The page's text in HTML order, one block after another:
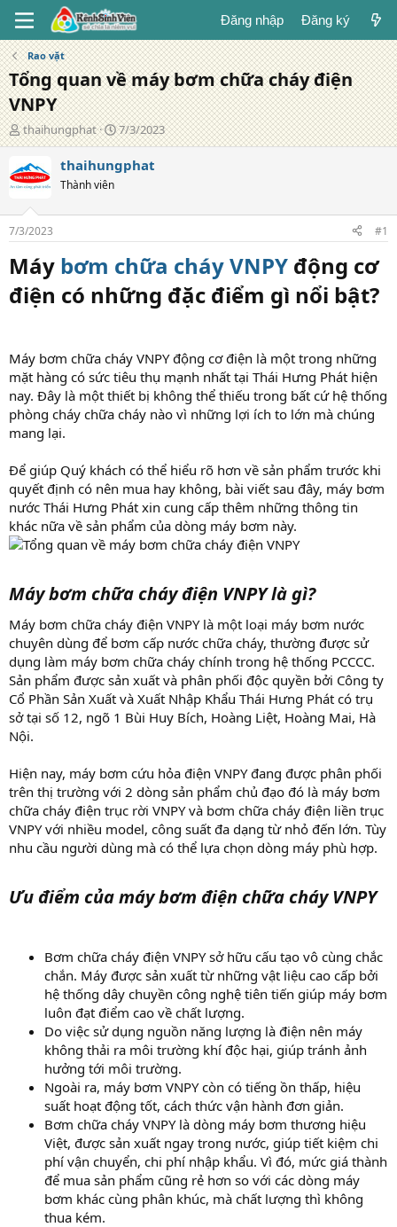
Đăng nhập Đăng ký
Rao vặt
Tổng quan về máy bơm chữa cháy điện
VNPY
T
á
c
g
i
ả
thaihungphat
N
g
à
y
g
7/3/2023
thaihungphat
Thành viên
7/3/2023 #1
Máy bơm chữa cháy VNPY động cơ
điện có những đặc điểm gì nổi bật?
Máy bơm chữa cháy VNPY động cơ điện là một trong những
mặt hàng có sức tiêu thụ mạnh nhất tại Thái Hưng Phát hiện
nay. Đây là một thiết bị không thể thiếu trong bất cứ hệ thống
phòng cháy chữa cháy nào vì những lợi ích to lớn mà chúng
mang lại.
Để giúp Quý khách có thể hiểu rõ hơn về sản phẩm trước khi
quyết định có nên mua hay không, bài viết sau đây, máy bơm
nước Thái Hưng Phát xin cung cấp thêm những thông tin
khác nữa về sản phẩm của dòng máy bơm này.
Máy bơm chữa cháy điện VNPY là gì?
Máy bơm chữa cháy điện VNPY là một loại máy bơm nước
chuyên dùng để bơm cấp nước chữa cháy, thường được sử
dụng làm máy bơm chữa cháy chính trong hệ thống PCCCC.
Sản phẩm được sản xuất và phân phối độc quyền bởi Công ty
Cổ Phần Sản Xuất và Xuất Nhập Khẩu Thái Hưng Phát có trụ
sở tại số 12, ngõ 1 Bùi Huy Bích, Hoàng Liệt, Hoàng Mai, Hà
Nội.
Hiện nay, máy bơm cứu hỏa điện VNPY đang được phân phối
trên thị trường với 2 dòng sản phẩm chủ đạo đó là máy bơm
chữa cháy điện trục rời VNPY và bơm chữa cháy điện liền trục
VNPY với nhiều model, công suất đa dạng từ nhỏ đến lớn. Tùy
nhu cầu người dùng mà có thể lựa chọn dòng máy phù hợp.
Ưu điểm của máy bơm điện chữa cháy VNPY
Bơm chữa cháy điện VNPY sở hữu cấu tạo vô cùng chắc
chắn. Máy được sản xuất từ những vật liệu cao cấp bởi
hệ thống dây chuyền công nghệ tiên tiến giúp máy bơm
luôn đạt điểm cao về chất lượng.
Do việc sử dụng nguồn năng lượng là điện nên máy
không thải ra môi trường khí độc hại, giúp tránh ảnh
hưởng tới môi trường.
Ngoài ra, máy bơm VNPY còn có tiếng ồn thấp, hiệu
suất hoạt động tốt, cách thức vận hành đơn giản.
Bơm chữa cháy VNPY là dòng máy bơm thương hiệu
Việt, được sản xuất ngay trong nước, giúp tiết kiệm chi
phí vận chuyển, chi phí nhập khẩu. Vì đó, mức giá thành
để mua sản phẩm cũng rẻ hơn so với các dòng máy
bơm khác cùng phân khúc, mà chất lượng thì không
thua kém.